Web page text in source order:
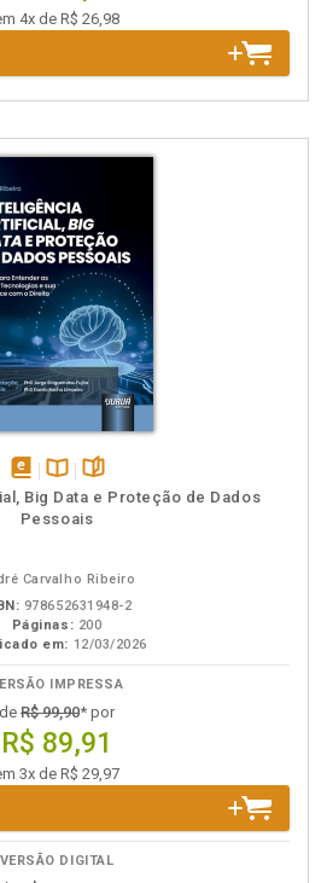
4x de R$ 26,98
disponível
em
Disponível
na
páginas
Big Data e Proteção de Dados
Pessoais
Carvalho Ribeiro
978652631948-2
Páginas: 200
em: 12/03/2026
IMPRESSA
de R$ 99,90* por
R$ 89,91
3x de R$ 29,97
VERSÃO DIGITAL